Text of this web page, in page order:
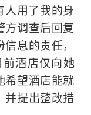
人用了我的身
方调查后回复
息的责任，
前酒店仅向她
希望酒店能就
并提出整改措